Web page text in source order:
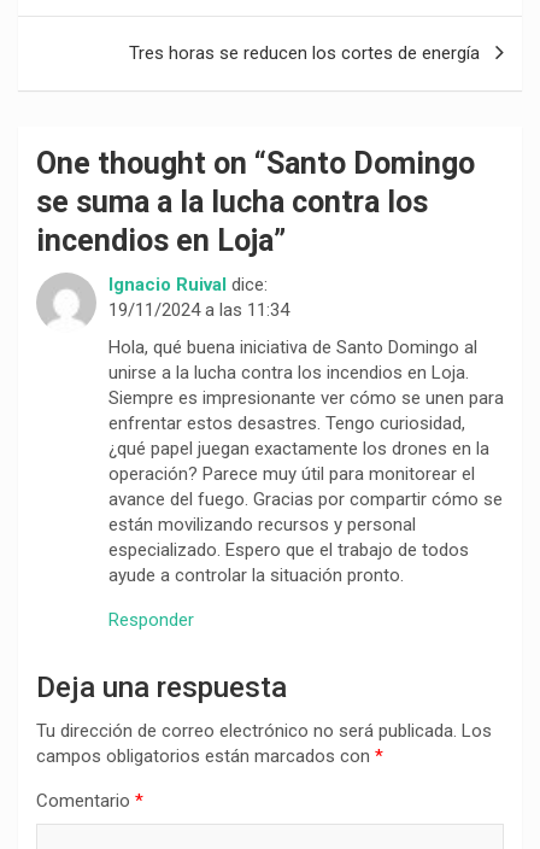
Tres horas se reducen los cortes de energía
One thought on “Santo Domingo
se suma a la lucha contra los
incendios en Loja”
Ignacio Ruival dice:
19/11/2024 a las 11:34
Hola, qué buena iniciativa de Santo Domingo al
unirse a la lucha contra los incendios en Loja.
Siempre es impresionante ver cómo se unen para
enfrentar estos desastres. Tengo curiosidad,
¿qué papel juegan exactamente los drones en la
operación? Parece muy útil para monitorear el
avance del fuego. Gracias por compartir cómo se
están movilizando recursos y personal
especializado. Espero que el trabajo de todos
ayude a controlar la situación pronto.
Responder
Deja una respuesta
Tu dirección de correo electrónico no será publicada. Los
campos obligatorios están marcados con *
Comentario *